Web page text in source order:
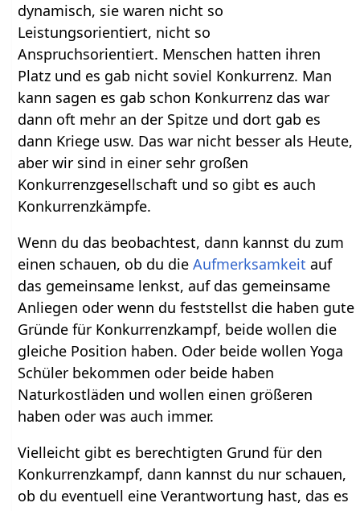
dynamisch, sie waren nicht so
Leistungsorientiert, nicht so
Anspruchsorientiert. Menschen hatten ihren
Platz und es gab nicht soviel Konkurrenz. Man
kann sagen es gab schon Konkurrenz das war
dann oft mehr an der Spitze und dort gab es
dann Kriege usw. Das war nicht besser als Heute,
aber wir sind in einer sehr großen
Konkurrenzgesellschaft und so gibt es auch
Konkurrenzkämpfe.
Wenn du das beobachtest, dann kannst du zum
einen schauen, ob du dieAufmerksamkeit auf
das gemeinsame lenkst, auf das gemeinsame
Anliegen oder wenn du feststellst die haben gute
Gründe für Konkurrenzkampf, beide wollen die
gleiche Position haben. Oder beide wollen Yoga
Schüler bekommen oder beide haben
Naturkostläden und wollen einen größeren
haben oder was auch immer.
Vielleicht gibt es berechtigten Grund für den
Konkurrenzkampf, dann kannst du nur schauen,
ob du eventuell eine Verantwortung hast, das es